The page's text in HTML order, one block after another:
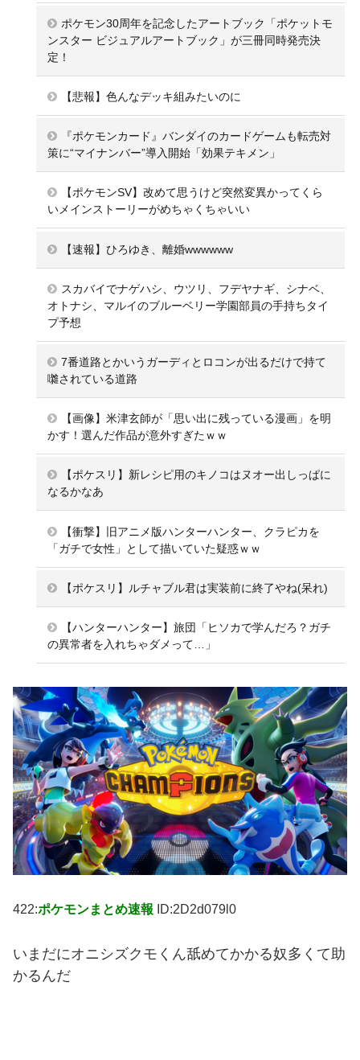
ポケモン30周年を記念したアートブック「ポケットモ
ンスター ビジュアルアートブック」が三冊同時発売決
定！
【悲報】色んなデッキ組みたいのに
『ポケモンカード』バンダイのカードゲームも転売対
策に“マイナンバー”導入開始「効果テキメン」
【ポケモンSV】改めて思うけど突然変異かってくら
いメインストーリーがめちゃくちゃいい
【速報】ひろゆき、離婚wwwwww
スカバイでナゲハシ、ウツリ、フデヤナギ、シナベ、
オトナシ、マルイのブルーベリー学園部員の手持ちタイ
プ予想
7番道路とかいうガーディとロコンが出るだけで持て
囃されている道路
【画像】米津玄師が「思い出に残っている漫画」を明
かす！選んだ作品が意外すぎたｗｗ
【ポケスリ】新レシピ用のキノコはヌオー出しっぱに
なるかなあ
【衝撃】旧アニメ版ハンターハンター、クラピカを
「ガチで女性」として描いていた疑惑ｗｗ
【ポケスリ】ルチャブル君は実装前に終了やね(呆れ)
【ハンターハンター】旅団「ヒソカで学んだろ？ガチ
の異常者を入れちゃダメって…」
422:ポケモンまとめ速報 ID:2D2d079l0
いまだにオニシズクモくん舐めてかかる奴多くて助
かるんだ